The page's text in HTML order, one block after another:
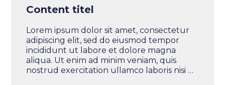
Content titel
Lorem ipsum dolor sit amet, consectetur
adipiscing elit, sed do eiusmod tempor
incididunt ut labore et dolore magna
aliqua. Ut enim ad minim veniam, quis
nostrud exercitation ullamco laboris nisi ut